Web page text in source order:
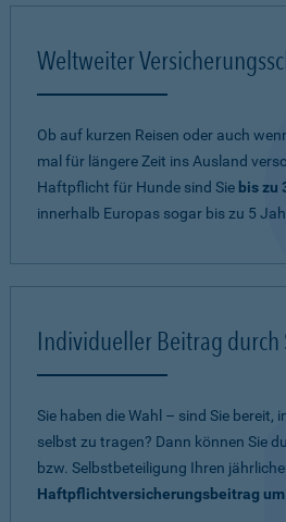
Weltweiter
Ob auf kurzen Reisen oder auch
mal für längere Zeit ins Ausland
Haftpflicht für Hunde sind Sie bis zu
innerhalb Europas sogar bis zu 5
Individueller Beitrag durch
Sie haben die Wahl – sind Sie bereit,
selbst zu tragen? Dann können Sie
bzw. Selbstbeteiligung Ihren
Haftpflichtversicherungsbeitrag um